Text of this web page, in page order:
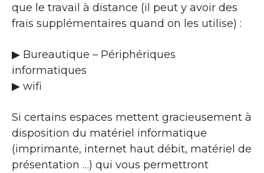
que le travail à distance (il peut y avoir des
frais supplémentaires quand on les utilise) :
▶ Bureautique – Périphériques
informatiques
▶ wifi
Si certains espaces mettent gracieusement à
disposition du matériel informatique
(imprimante, internet haut débit, matériel de
présentation …) qui vous permettront